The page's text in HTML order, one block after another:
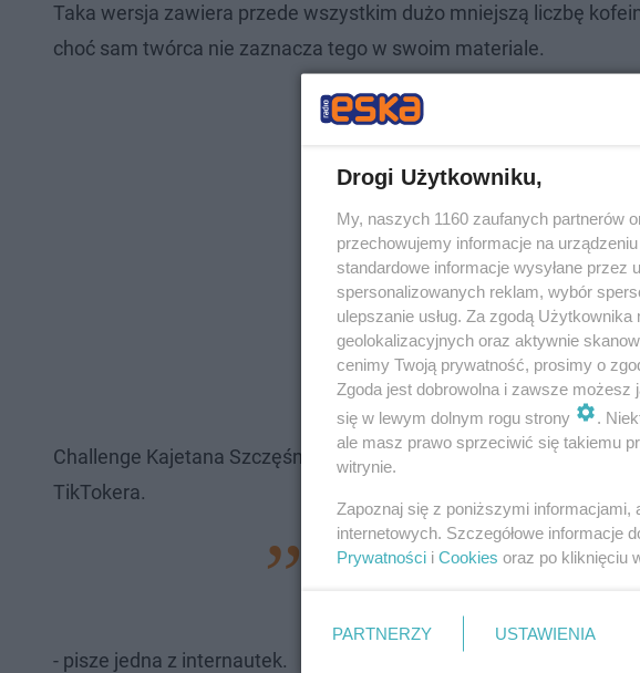
Taka wersja zawiera przede wszystkim dużo mniejszą liczbę
choć sam twórca nie zaznacza tego w swoim materiale.
Challenge Kajetana Szczęśniaka, choć zyskał sporo wyświetleń,
TikTokera.
"Do końca liczyłam że to żart...
- pisze jedna z internautek.
Drogi Użytkowniku,
My, naszych 1160 zaufanych partnerów
przechowujemy informacje na
standardowe informacje wysyłane przez
spersonalizowanych reklam, wybór
ulepszanie usług. Za zgodą
geolokalizacyjnych oraz aktywnie
cenimy Twoją prywatność, prosimy o
Zgoda jest dobrowolna i zawsze
się w lewym dolnym rogu strony
.
ale masz prawo sprzeciwić się takiemu
witrynie.
Zapoznaj się z poniższymi
internetowych. Szczegółowe informacje
Prywatności i Cookies oraz po kliknięciu
PARTNERZY USTAWIENIA